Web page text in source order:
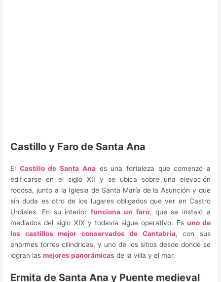
Castillo y Faro de Santa Ana
El Castillo de Santa Anaes una fortaleza que comenzó a
edificarse en el siglo XII y se ubica sobre una elevación
rocosa, junto a la Iglesia de Santa María de la Asunción y que
sin duda es otro de los lugares obligados que ver en Castro
Urdiales. En su interiorfunciona un faro, que se instaló a
mediados del siglo XIX y todavía sigue operativo. Es uno de
los castillos mejor conservados de Cantabria, con sus
enormes torres cilíndricas, y uno de los sitios desde donde se
logran lasmejores panorámicas de la villa y el mar.
Ermita de Santa Ana y Puente medieval